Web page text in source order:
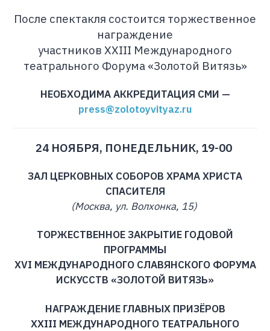
После спектакля состоится торжественное
награждение
участников XXIII Международного
театрального Форума «Золотой Витязь»
НЕОБХОДИМА АККРЕДИТАЦИЯ СМИ —
press@zolotoyvityaz.ru
24 НОЯБРЯ, ПОНЕДЕЛЬНИК, 19-00
ЗАЛ ЦЕРКОВНЫХ СОБОРОВ ХРАМА ХРИСТА
СПАСИТЕЛЯ
(Москва, ул. Волхонка, 15)
ТОРЖЕСТВЕННОЕ ЗАКРЫТИЕ ГОДОВОЙ
ПРОГРАММЫ
XVI МЕЖДУНАРОДНОГО СЛАВЯНСКОГО ФОРУМА
ИСКУССТВ «ЗОЛОТОЙ ВИТЯЗЬ»
НАГРАЖДЕНИЕ ГЛАВНЫХ ПРИЗЁРОВ
XXIII МЕЖДУНАРОДНОГО ТЕАТРАЛЬНОГО